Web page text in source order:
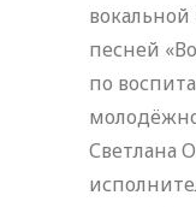
песней
по
Светлана